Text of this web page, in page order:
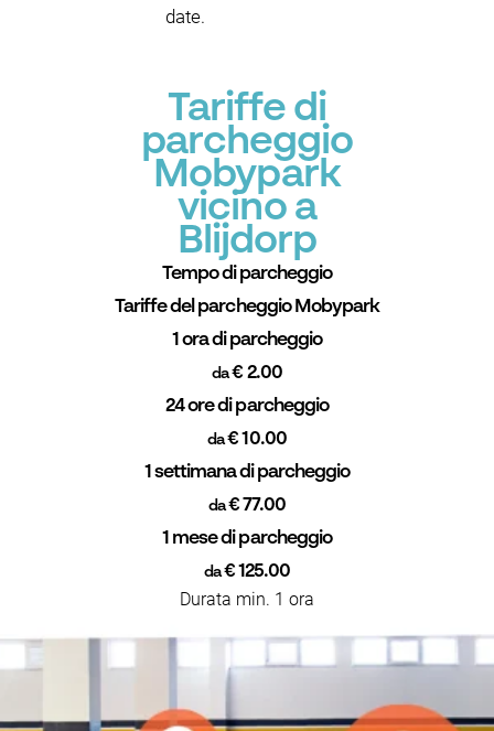
date.
Tariffe di
parcheggio
Mobypark
vicino a
Blijdorp
Tempo di parcheggio
Tariffe del parcheggio Mobypark
1 ora di parcheggio
da€ 2.00
24 ore di parcheggio
da€ 10.00
1 settimana di parcheggio
da€ 77.00
1 mese di parcheggio
da€ 125.00
Durata min. 1 ora